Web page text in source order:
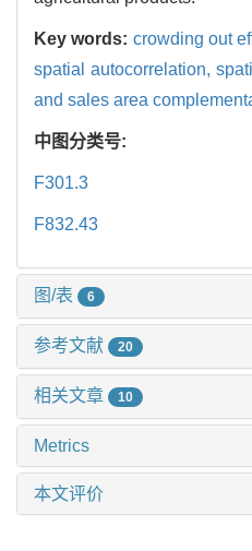
Key words: crowding out
spatial autocorrelation,
and sales area
中图分类号:
F301.3
F832.43
图/表 6
参考文献 20
相关文章 10
Metrics
本文评价